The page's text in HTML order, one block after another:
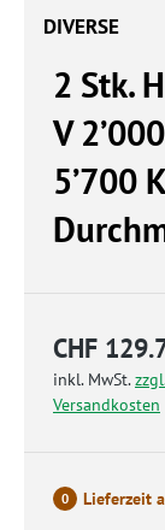
DIVERSE
2 Stk.
V
5’700
CHF
inkl. MwSt.
Versandkosten
0 Lieferzeit